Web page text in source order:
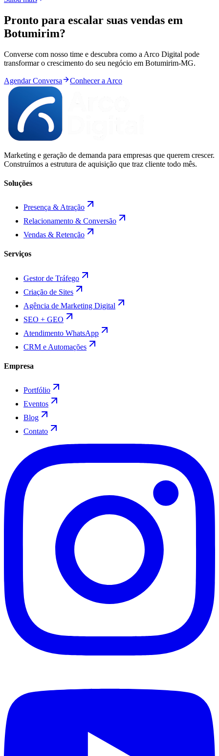
Pronto para escalar suas vendas em
Botumirim?
Converse com nosso time e descubra como a Arco Digital pode
transformar o crescimento do seu negócio em Botumirim-MG.
Agendar Conversa Conhecer a Arco
Marketing e geração de demanda para empresas que querem crescer.
Construímos a estrutura de aquisição que traz cliente todo mês.
Soluções
Presença & Atração
Relacionamento & Conversão
Vendas & Retenção
Serviços
Gestor de Tráfego
Criação de Sites
Agência de Marketing Digital
SEO + GEO
Atendimento WhatsApp
CRM e Automações
Empresa
Portfólio
Eventos
Blog
Contato